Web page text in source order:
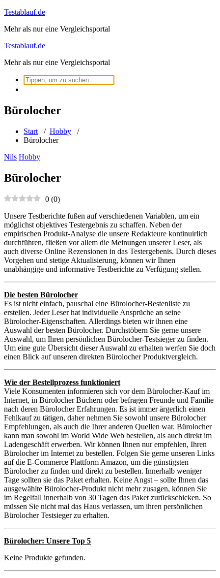
Zum
springen
Testablauf.de
Mehr als nur eine Vergleichsportal
Testablauf.de
Mehr als nur eine Vergleichsportal
Suchen
nach:
Bürolocher
Start / Hobby /
Bürolocher
Nils Hobby
Bürolocher
0 (0)
Unsere Testberichte fußen auf verschiedenen Variablen, um ein
möglichst objektives Testergebnis zu schaffen. Neben der
empirischen Produkt-Analyse die unsere Redakteure kontinuirlich
durchführen, fließen vor allem die Meinungen unserer Leser, als
auch diverse Online Rezensionen in das Testergebenis. Durch dieses
Vorgehen und stetige Aktualisierung, können wir Ihnen
unabhängige und informative Testberichte zu Verfügung stellen.
Die besten Bürolocher
Es ist nicht einfach, pauschal eine Bürolocher-Bestenliste zu
erstellen. Jeder Leser hat individuelle Ansprüche an seine
Bürolocher-Eigenschaften. Allerdings bieten wir ihnen eine
Auswahl der besten Bürolocher. Durchstöbern Sie gerne unsere
Auswahl, um Ihren persönlichen Bürolocher-Testsieger zu finden.
Um eine gute Übersicht dieser Auswahl zu erhalten werfen Sie doch
einen Blick auf unseren direkten Bürolocher Produktvergleich.
Wie der Bestellprozess funktioniert
Viele Konsumenten informieren sich vor dem Bürolocher-Kauf im
Internet, in Bürolocher Büchern oder befragen Freunde und Familie
nach deren Bürolocher Erfahrungen. Es ist immer ärgerlich einen
Fehlkauf zu tätigen, daher nehmen Sie sowohl unsere Bürolocher
Empfehlungen, als auch die Ihrer anderen Quellen war. Bürolocher
kann man sowohl im World Wide Web bestellen, als auch direkt im
Ladengeschäft erwerben. Wir können Ihnen nur empfehlen, Ihren
Bürolocher im Internet zu bestellen. Folgen Sie gerne unseren Links
auf die E-Commerce Plattform Amazon, um die günstigsten
Bürolocher zu finden und direkt zu bestellen. Innerhalb weniger
Tage sollten sie das Paket erhalten. Keine Angst – sollte Ihnen das
ausgewählte Bürolocher-Produkt nicht mehr zusagen, können Sie
im Regelfall innerhalb von 30 Tagen das Paket zurückschicken. So
müssen Sie nicht mal das Haus verlassen, um ihren persönlichen
Bürolocher Testsieger zu erhalten.
Bürolocher: Unsere Top 5
Keine Produkte gefunden.